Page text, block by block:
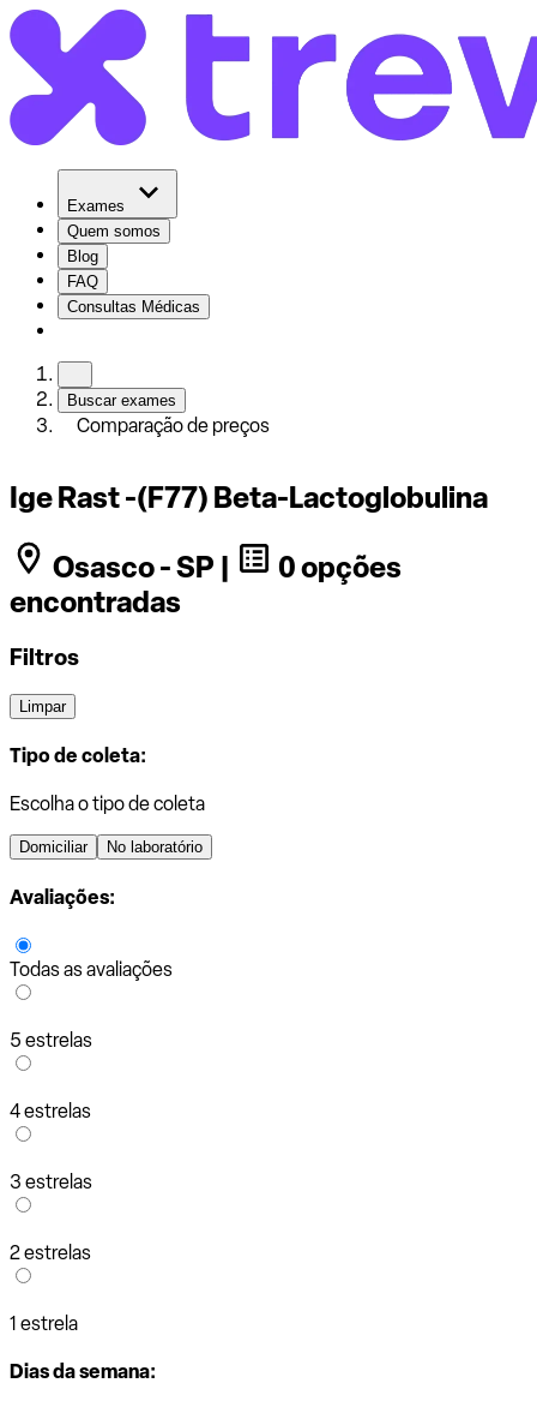
Exames
Quem somos
Blog
FAQ
Consultas Médicas
Buscar exames
Comparação de preços
Ige Rast -(F77) Beta-Lactoglobulina
Osasco - SP |
0 opções
encontradas
Filtros
Limpar
Tipo de coleta:
Escolha o tipo de coleta
Domiciliar No laboratório
Avaliações:
Todas as avaliações
5 estrelas
4 estrelas
3 estrelas
2 estrelas
1 estrela
Dias da semana: